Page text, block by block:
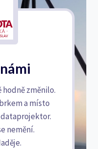
hodně změnilo.
a místo
nemění.